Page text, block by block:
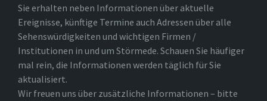
Sie erhalten neben Informationen über aktuelle
Ereignisse, künftige Termine auch Adressen über alle
Sehenswürdigkeiten und wichtigen Firmen /
Institutionen in und um Störmede. Schauen Sie häufiger
mal rein, die Informationen werden täglich für Sie
aktualisiert.
Wir freuen uns über zusätzliche Informationen – bitte